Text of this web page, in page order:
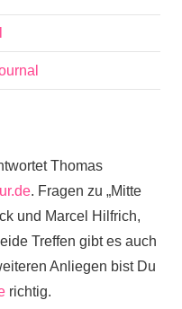
Thomas
. Fragen zu „Mitte
und Marcel Hilfrich,
Treffen gibt es auch
Anliegen bist Du
richtig.